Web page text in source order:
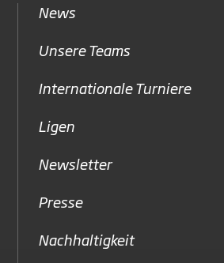
News
Unsere Teams
Internationale Turniere
Ligen
Newsletter
Presse
Nachhaltigkeit